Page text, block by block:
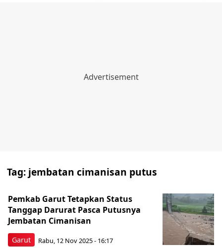
Tag: jembatan cimanisan putus
Garut
Pemkab Garut Tetapkan Status
Tanggap Darurat Pasca Putusnya
Jembatan Cimanisan
Rabu, 12 Nov 2025 - 16:17